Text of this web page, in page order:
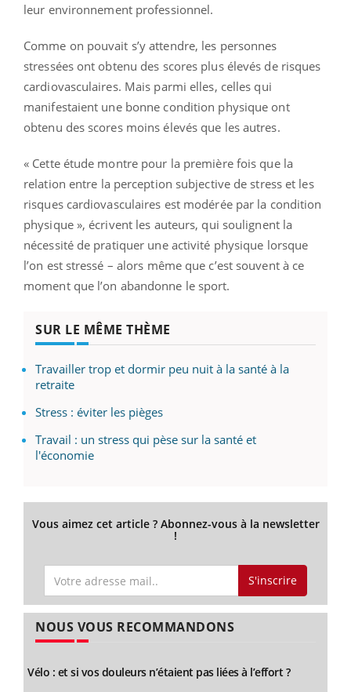
leur environnement professionnel.
Comme on pouvait s’y attendre, les personnes
stressées ont obtenu des scores plus élevés de risques
cardiovasculaires. Mais parmi elles, celles qui
manifestaient une bonne condition physique ont
obtenu des scores moins élevés que les autres.
« Cette étude montre pour la première fois que la
relation entre la perception subjective de stress et les
risques cardiovasculaires est modérée par la condition
physique », écrivent les auteurs, qui soulignent la
nécessité de pratiquer une activité physique lorsque
l’on est stressé – alors même que c’est souvent à ce
moment que l’on abandonne le sport.
SUR LE MÊME THÈME
Travailler trop et dormir peu nuit à la santé à la
retraite
Stress : éviter les pièges
Travail : un stress qui pèse sur la santé et
l'économie
Vous aimez cet article ? Abonnez-vous à la newsletter
!
S'inscrire
NOUS VOUS RECOMMANDONS
Vélo : et si vos douleurs n’étaient pas liées à l’effort ?